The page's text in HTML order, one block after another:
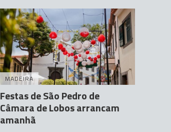
MADEIRA
Festas de São Pedro de
Câmara de Lobos arrancam
amanhã